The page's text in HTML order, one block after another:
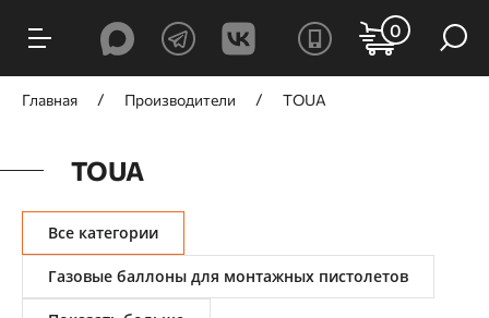
0
Главная Производители TOUA
TOUA
ФИЛЬТРЫ
Цена, ₽
от
Все категории
Газовые баллоны для монтажных пистолетов